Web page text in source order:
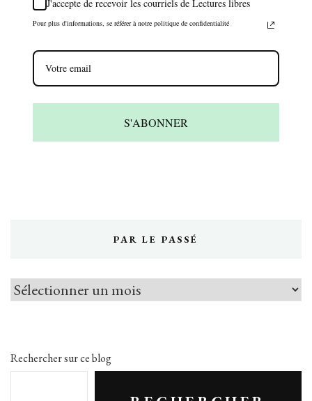
J'accepte de recevoir les courriels de Lectures libres
Pour plus d'informations, se référer à notre politique de confidentialité
S'ABONNER
PAR LE PASSÉ
Par
Rechercher sur ce blog